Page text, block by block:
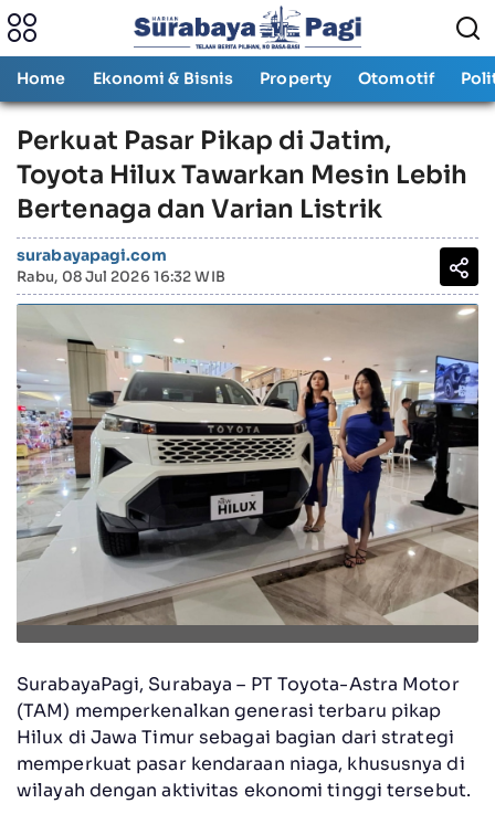
Home Ekonomi & Bisnis Property Otomotif
Perkuat Pasar Pikap di Jatim,
Toyota Hilux Tawarkan Mesin Lebih
Bertenaga dan Varian Listrik
surabayapagi.com
Rabu, 08 Jul 2026 16:32 WIB
SurabayaPagi, Surabaya – PT Toyota-Astra Motor
(TAM) memperkenalkan generasi terbaru pikap
Hilux di Jawa Timur sebagai bagian dari strategi
memperkuat pasar kendaraan niaga, khususnya di
wilayah dengan aktivitas ekonomi tinggi tersebut.